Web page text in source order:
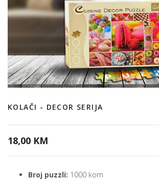
KOLAČI - DECOR SERIJA
18,00 KM
Broj puzzli: 1000 kom